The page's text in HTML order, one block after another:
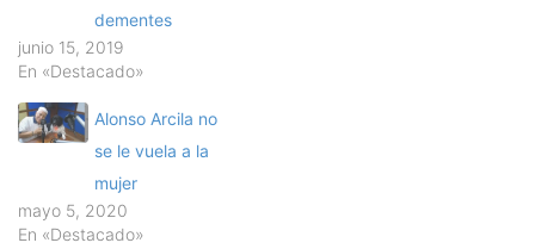
dementes
junio 15, 2019
En «Destacado»
Alonso Arcila no
se le vuela a la
mujer
mayo 5, 2020
En «Destacado»